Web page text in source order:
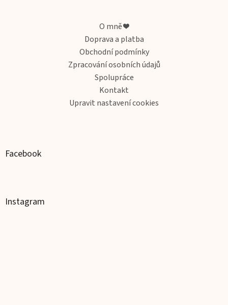
O mně ❤️
Doprava a platba
Obchodní podmínky
Zpracování osobních údajů
Spolupráce
Kontakt
Upravit nastavení cookies
Facebook
Instagram